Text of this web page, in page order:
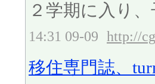
２学期に入り
14:31 09-09 http://
移住専門誌、